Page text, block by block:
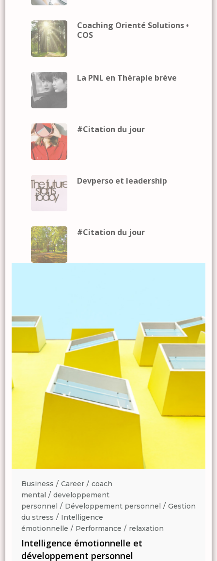
Coaching Orienté Solutions •
COS
La PNL en Thérapie brève
#Citation du jour
Devperso et leadership
#Citation du jour
Business Career
coach
mental
developpement
personnel
Développement personnel
Gestion
du stress
Intelligence
émotionnelle
Performance relaxation
Intelligence émotionnelle et
développement personnel